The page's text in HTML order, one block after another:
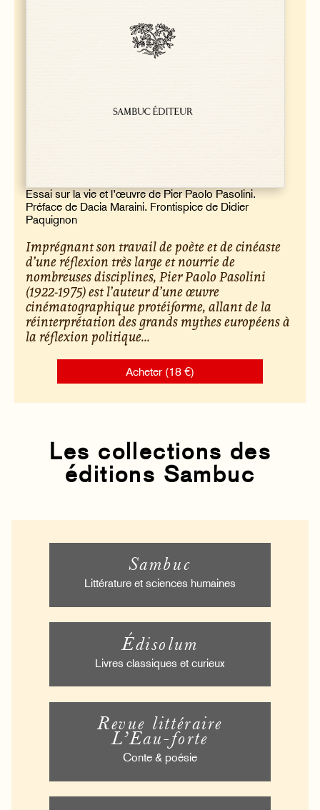
Essai sur la vie et l’œuvre de Pier Paolo Pasolini.
Préface de Dacia Maraini. Frontispice de Didier
Paquignon
Imprégnant son travail de poète et de cinéaste
d’une réflexion très large et nourrie de
nombreuses disciplines, Pier Paolo Pasolini
(1922-1975) est l’auteur d’une œuvre
cinématographique protéiforme, allant de la
réinterprétation des grands mythes européens à
la réflexion politique...
Acheter (18 €)
Les collections des
éditions Sambuc
Sambuc
Littérature et sciences humaines
Édisolum
Livres classiques et curieux
Revue littéraire
L’Eau-forte
Conte & poésie